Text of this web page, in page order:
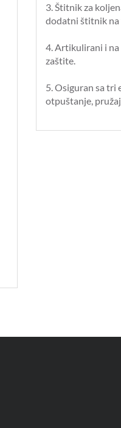
3. Štitnik za
dodatni štitnik na
4. Artikulirani i
zaštite.
5. Osiguran sa tri
otpuštanje,